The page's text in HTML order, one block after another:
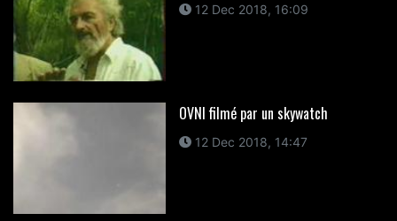
12 Dec 2018, 16:09
OVNI filmé par un skywatch
12 Dec 2018, 14:47